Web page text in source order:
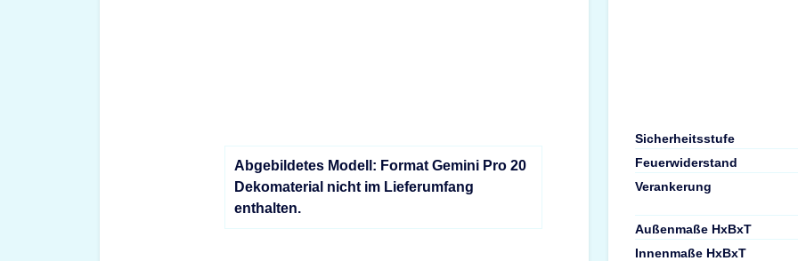
Abgebildetes Modell: Format Gemini Pro 20
Dekomaterial nicht im Lieferumfang
enthalten.
Sicherheitsstufe
Feuerwiderstand
Verankerung
Außenmaße HxBxT
Innenmaße HxBxT